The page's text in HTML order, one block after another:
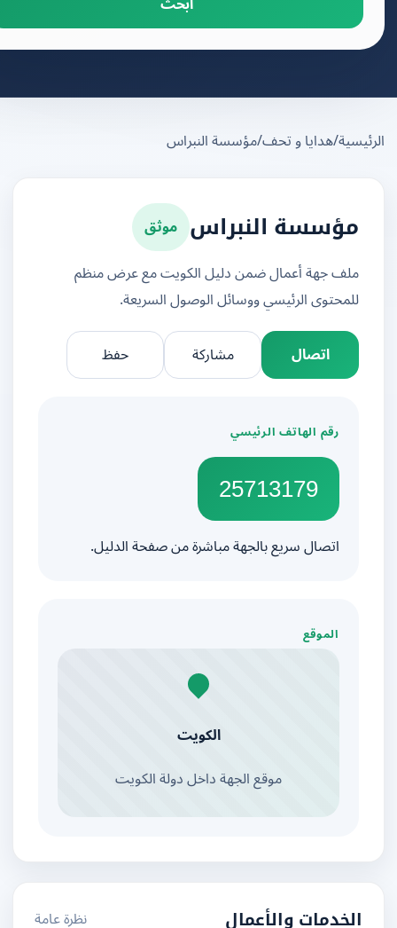
/هدايا و تحف/مؤسسة النبراس
مؤسسة النبراس
موثق
ملف جهة أعمال ضمن دليل الكويت مع عرض منظم
للمحتوى الرئيسي ووسائل الوصول السريعة.
اتصال
مشاركة
رقم الهاتف الرئيسي
25713179
اتصال سريع بالجهة مباشرة من صفحة الدليل.
الموقع
الكويت
موقع الجهة داخل دولة الكويت
الخدمات والأعمال نظرة عامة